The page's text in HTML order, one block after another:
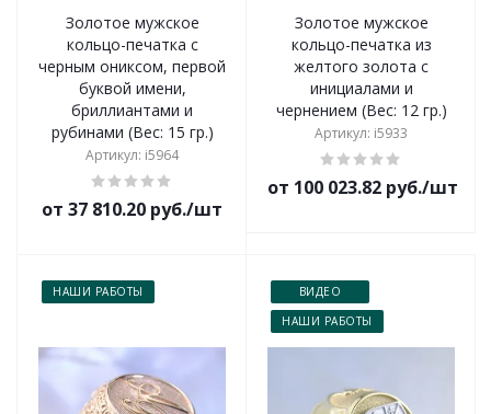
Золотое мужское
кольцо-печатка с
черным ониксом, первой
буквой имени,
бриллиантами и
рубинами (Вес: 15 гр.)
Артикул: i5964
от 37 810.20 руб./шт
Золотое мужское
кольцо-печатка из
желтого золота с
инициалами и
чернением (Вес: 12 гр.)
Артикул: i5933
от 100 023.82 руб./шт
НАШИ РАБОТЫ
ВИДЕО
НАШИ РАБОТЫ